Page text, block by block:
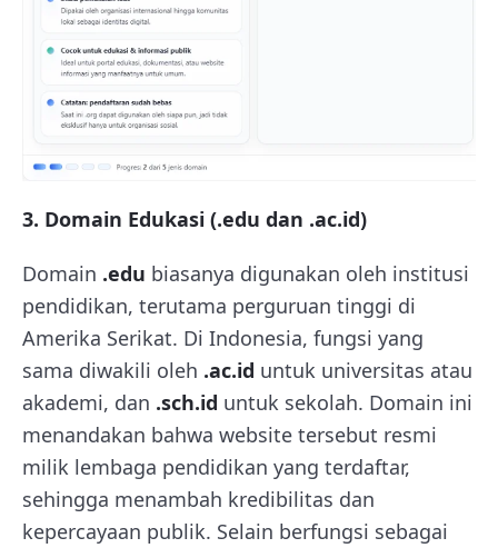
3. Domain Edukasi (.edu dan .ac.id)
Domain .edu biasanya digunakan oleh institusi
pendidikan, terutama perguruan tinggi di
Amerika Serikat. Di Indonesia, fungsi yang
sama diwakili oleh .ac.id untuk universitas atau
akademi, dan .sch.id untuk sekolah. Domain ini
menandakan bahwa website tersebut resmi
milik lembaga pendidikan yang terdaftar,
sehingga menambah kredibilitas dan
kepercayaan publik. Selain berfungsi sebagai